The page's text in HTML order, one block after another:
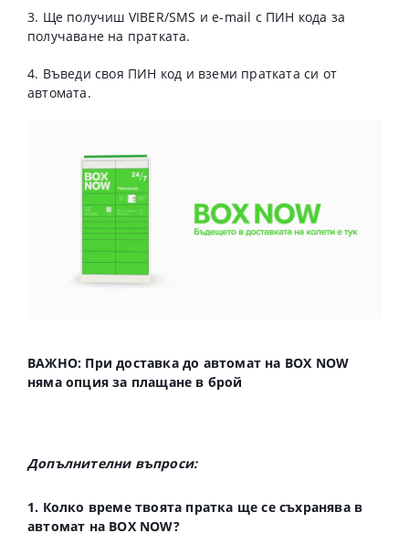
3. Ще получиш VIBER/SMS и e-mail с ПИН кода за
получаване на пратката.
4. Въведи своя ПИН код и вземи пратката си от
автомата.
ВАЖНО: При доставка до автомат на BOX NOW
няма опция за плащане в брой
Допълнителни въпроси:
1. Колко време твоята пратка ще се съхранява в
автомат на BOX NOW?